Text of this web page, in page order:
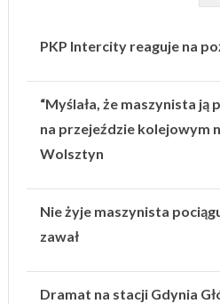
PKP Intercity reaguje na
“Myślała, że maszynista ją
na przejeździe kolejowym
Wolsztyn
Nie żyje maszynista
zawał
Dramat na stacji Gdynia